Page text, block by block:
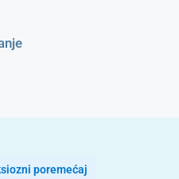
poremećaj